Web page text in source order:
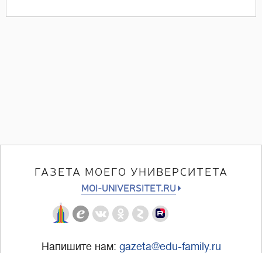
ГАЗЕТА МОЕГО УНИВЕРСИТЕТА
MOI-UNIVERSITET.RU
Напишите нам: gazeta@edu-family.ru